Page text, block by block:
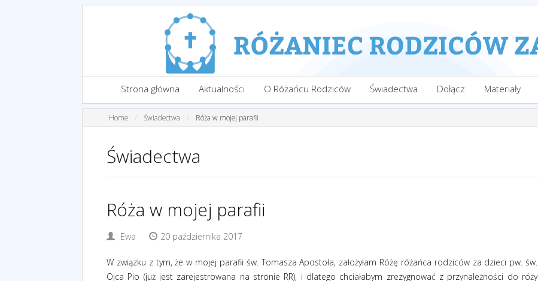
Strona główna Aktualności O Różańcu Rodziców Świadectwa Dołącz Materiały
Home Świadectwa Róża w mojej parafii
Świadectwa
Róża w mojej parafii
Ewa 20 października 2017
W związku z tym, że w mojej parafii św. Tomasza Apostoła, założyłam Różę różańca rodziców za dzieci pw. św.
Ojca Pio (już jest zarejestrowana na stronie RR), i dlatego chciałabym zrezygnować z przynależności do róży